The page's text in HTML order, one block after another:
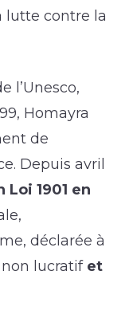
lutte contre la
l’Unesco,
Homayra
de
Depuis avril
Loi 1901 en
déclarée à
lucratif et